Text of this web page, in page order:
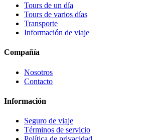
Tours de un día
Tours de varios días
Transporte
Información de viaje
Compañía
Nosotros
Contacto
Información
Seguro de viaje
Términos de servicio